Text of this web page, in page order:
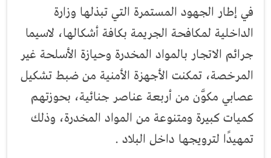
في إطار الجهود المستمرة التي تبذلها وزارة
الداخلية لمكافحة الجريمة بكافة أشكالها، لاسيما
جرائم الاتجار بالمواد المخدرة وحيازة الأسلحة غير
المرخصة، تمكنت الأجهزة الأمنية من ضبط تشكيل
عصابي مكوَّن من أربعة عناصر جنائية، بحوزتهم
كميات كبيرة ومتنوعة من المواد المخدرة، وذلك
تمهيدًا لترويجها داخل البلاد .